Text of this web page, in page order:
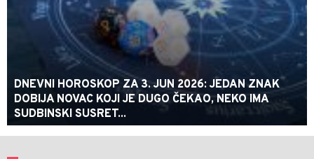
DNEVNI HOROSKOP ZA 3. JUN 2026: JEDAN ZNAK
DOBIJA NOVAC KOJI JE DUGO ČEKAO, NEKO IMA
SUDBINSKI SUSRET...